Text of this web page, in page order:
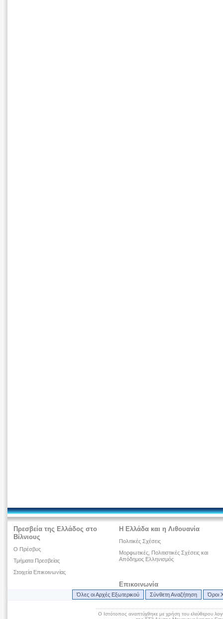
Πρεσβεία της Ελλάδος στο
Βίλνιους
O Πρέσβυς
Τμήματα Πρεσβείας
Στοιχεία Επικοινωνίας
Η Ελλάδα και η Λιθουανία
Πολιτικές Σχέσεις
Μορφωτικές, Πολιτιστικές Σχέσεις και
Απόδημος Ελληνισμός
Επικοινωνία
Όλες οι Αρχές Εξωτερικού Σύνθετη Αναζήτηση Όροι
Ο Ιστότοπος αναπτύχθηκε με χρήση του ελεύθερου